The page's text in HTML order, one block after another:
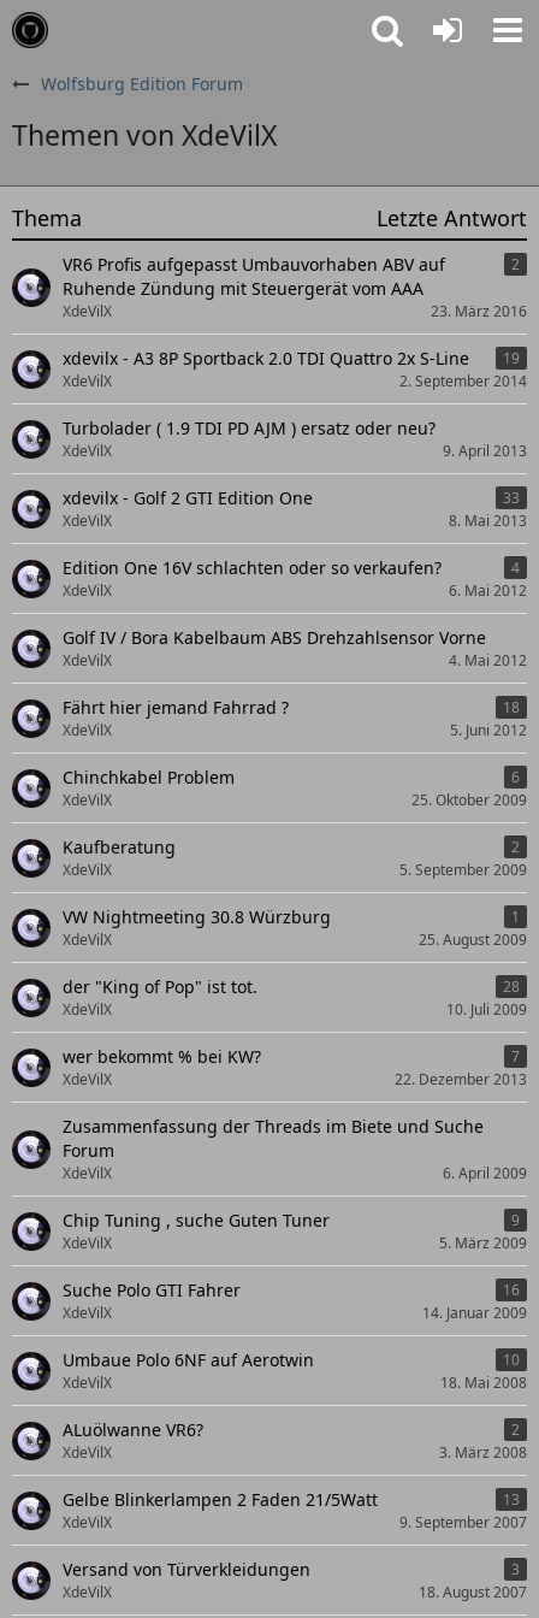
Wolfsburg Edition Forum
Themen von XdeVilX
Thema Letzte Antwort
VR6 Profis aufgepasst Umbauvorhaben ABV auf
Ruhende Zündung mit Steuergerät vom AAA
2
XdeVilX 23. März 2016
xdevilx - A3 8P Sportback 2.0 TDI Quattro 2x S-Line
19
XdeVilX
2. September 2014
Turbolader ( 1.9 TDI PD AJM ) ersatz oder neu?
XdeVilX 9. April 2013
xdevilx - Golf 2 GTI Edition One
33
XdeVilX
8. Mai 2013
Edition One 16V schlachten oder so verkaufen?
4
XdeVilX
6. Mai 2012
Golf IV / Bora Kabelbaum ABS Drehzahlsensor Vorne
XdeVilX 4. Mai 2012
Fährt hier jemand Fahrrad ?
18
XdeVilX
5. Juni 2012
Chinchkabel Problem
6
XdeVilX
25. Oktober 2009
Kaufberatung
2
XdeVilX
5. September 2009
VW Nightmeeting 30.8 Würzburg
1
XdeVilX
25. August 2009
der "King of Pop" ist tot.
28
XdeVilX
10. Juli 2009
wer bekommt % bei KW?
7
XdeVilX
22. Dezember 2013
Zusammenfassung der Threads im Biete und Suche
Forum
XdeVilX 6. April 2009
Chip Tuning , suche Guten Tuner
9
XdeVilX
5. März 2009
Suche Polo GTI Fahrer
16
XdeVilX
14. Januar 2009
Umbaue Polo 6NF auf Aerotwin
10
XdeVilX
18. Mai 2008
ALuölwanne VR6?
2
XdeVilX
3. März 2008
Gelbe Blinkerlampen 2 Faden 21/5Watt
13
XdeVilX
9. September 2007
Versand von Türverkleidungen
3
XdeVilX
18. August 2007